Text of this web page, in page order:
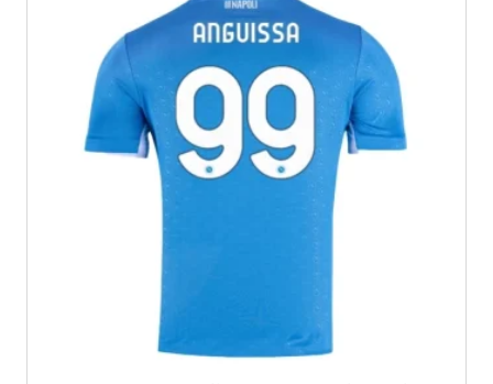
gekozen
worden
op
de
productpagina